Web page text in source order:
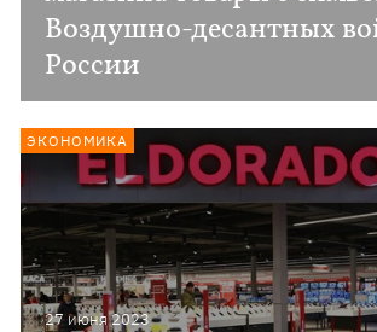
Воздушно-десантных
России
27 июня 2023
ЭКОНОМИКА